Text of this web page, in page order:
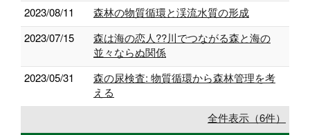
2023/08/11
森林の物質循環と渓流水質の形成
2023/07/15
森は海の恋人??川でつながる森と海の
並々ならぬ関係
2023/05/31
森の尿検査: 物質循環から森林管理を考
える
全件表示（6件）